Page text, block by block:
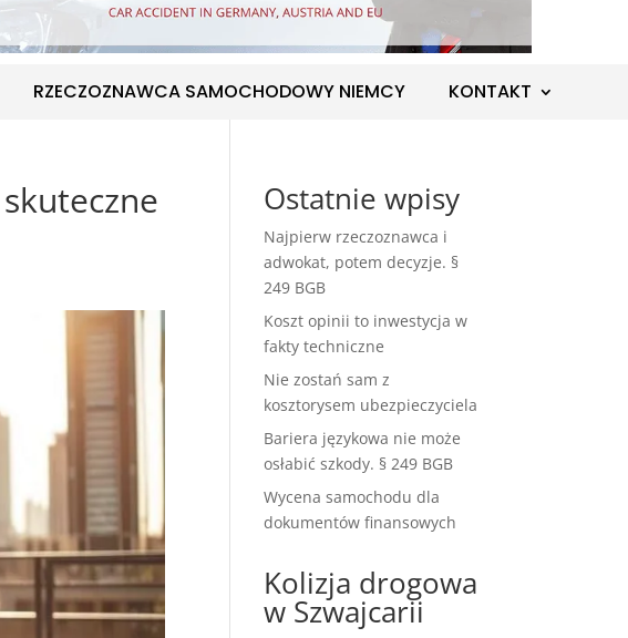
RZECZOZNAWCA SAMOCHODOWY NIEMCY KONTAKT
Ostatnie wpisy
Najpierw rzeczoznawca i
adwokat, potem decyzje. §
249 BGB
Koszt opinii to inwestycja w
fakty techniczne
Nie zostań sam z
kosztorysem ubezpieczyciela
Bariera językowa nie może
osłabić szkody. § 249 BGB
Wycena samochodu dla
dokumentów finansowych
Kolizja drogowa
w Szwajcarii